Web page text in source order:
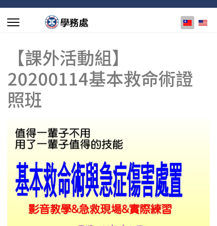
選擇你的
【課外活動組】
20200114基本救命術證
照班